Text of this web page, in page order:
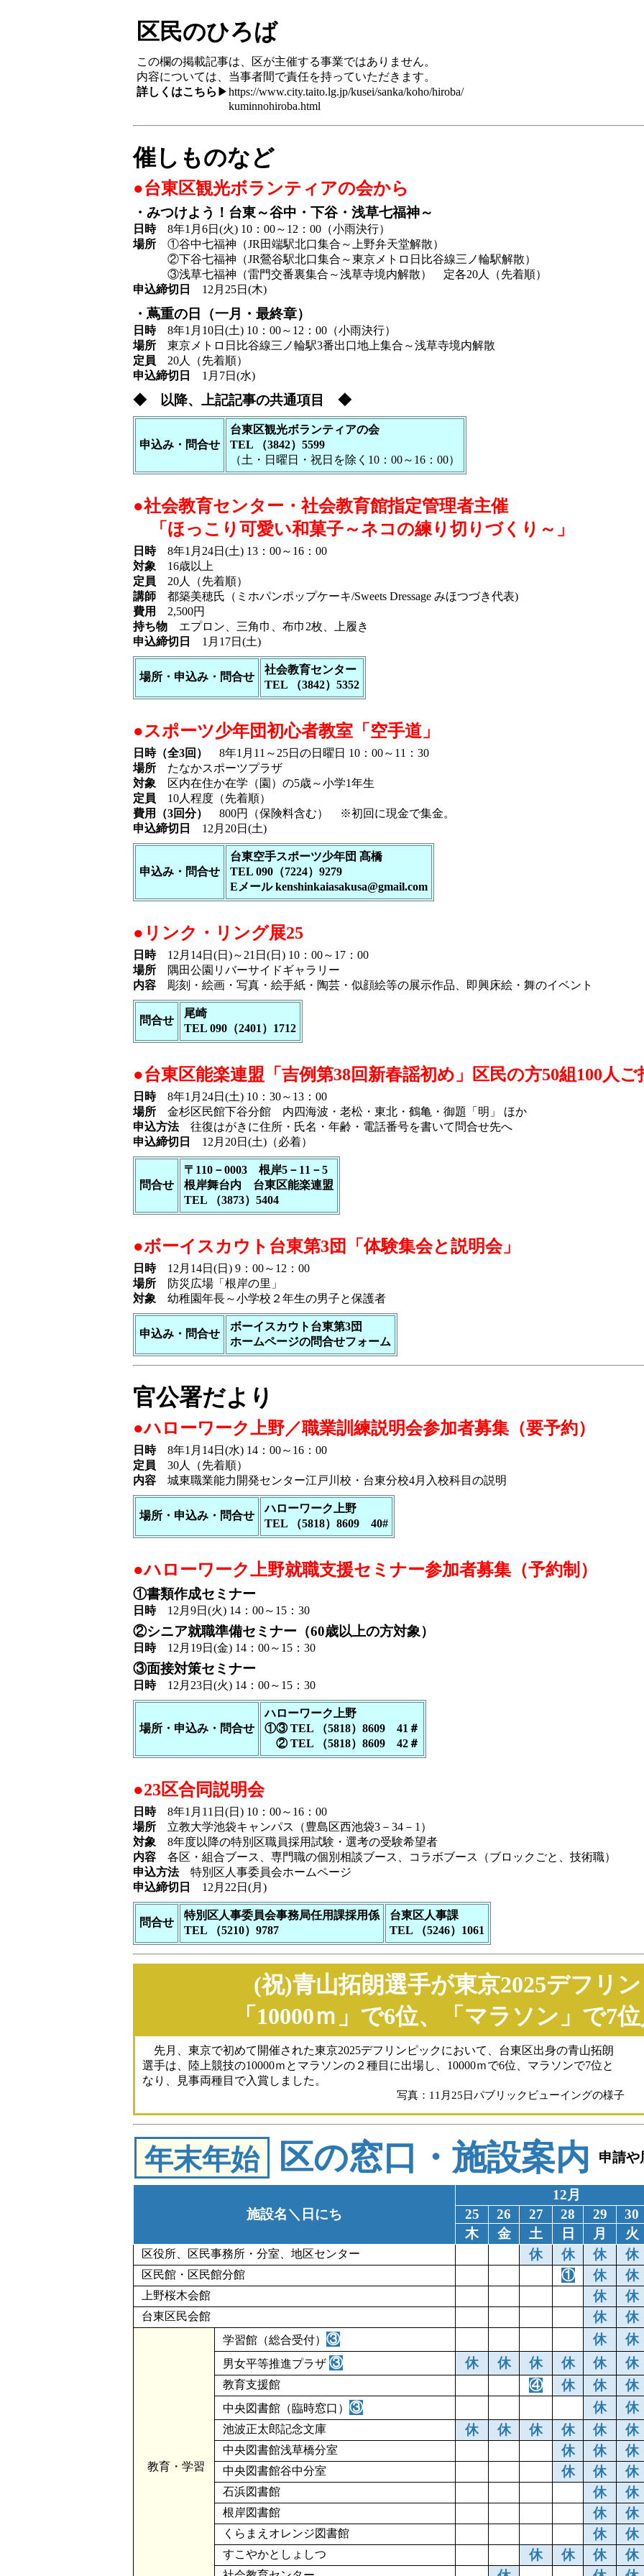
区民のひろば
この欄の掲載記事は、区が主催する事業ではありません。
内容については、当事者間で責任を持っていただきます。
詳しくはこちら ▶https://www.city.taito.lg.jp/kusei/sanka/koho/hiroba/
kuminnohiroba.html
催しものなど
●台東区観光ボランティアの会から
・みつけよう！台東～谷中・下谷・浅草七福神～
日時8年1月6日(火) 10：00～12：00（小雨決行）
場所 ①谷中七福神（JR田端駅北口集合～上野弁天堂解散）
②下谷七福神（JR鶯谷駅北口集合～東京メトロ日比谷線三ノ輪駅解散）
③浅草七福神（雷門交番裏集合～浅草寺境内解散） 定各20人（先着順）
申込締切日
12月25日(木)
・蔦重の日（一月・最終章）
日時8年1月10日(土) 10：00～12：00（小雨決行）
場所 東京メトロ日比谷線三ノ輪駅3番出口地上集合～浅草寺境内解散
定員 20人（先着順）
申込締切日
1月7日(水)
◆ 以降、上記記事の共通項目 ◆
申込み・問合せ
台東区観光ボランティアの会
TEL （3842）5599
（土・日曜日・祝日を除く10：00～16：00）
●社会教育センター・社会教育館指定管理者主催
「ほっこり可愛い和菓子～ネコの練り切りづくり～」
日時8年1月24日(土) 13：00～16：00
対象 16歳以上
定員 20人（先着順）
講師 都築美穂氏（ミホパンポップケーキ/Sweets Dressage みほつづき代表)
費用
2,500円
持ち物 エプロン、三角巾、布巾2枚、上履き
申込締切日
1月17日(土)
場所・申込み・問合せ
社会教育センター
TEL （3842）5352
●スポーツ少年団初心者教室「空手道」
日時（全3回）
8年1月11～25日の日曜日 10：00～11：30
場所 たなかスポーツプラザ
対象 区内在住か在学（園）の5歳～小学1年生
定員 10人程度（先着順）
費用（3回分）
800円（保険料含む） ※初回に現金で集金。
申込締切日
12月20日(土)
申込み・問合せ
台東空手スポーツ少年団 髙橋
TEL 090（7224）9279
Eメール kenshinkaiasakusa@gmail.com
●リンク・リング展25
日時12月14日(日)～21日(日) 10：00～17：00
場所 隅田公園リバーサイドギャラリー
内容 彫刻・絵画・写真・絵手紙・陶芸・似顔絵等の展示作品、即興床絵・舞のイベント
問合せ
尾崎
TEL 090（2401）1712
●台東区能楽連盟「吉例第38回新春謡初め」区民の方50組100人ご
日時8年1月24日(土) 10：30～13：00
場所 金杉区民館下谷分館 内四海波・老松・東北・鶴亀・御題「明」 ほか
申込方法往復はがきに住所・氏名・年齢・電話番号を書いて問合せ先へ
申込締切日
12月20日(土)（必着）
問合せ
〒110－0003 根岸5－11－5
根岸舞台内 台東区能楽連盟
TEL （3873）5404
●ボーイスカウト台東第3団「体験集会と説明会」
日時12月14日(日) 9：00～12：00
場所 防災広場「根岸の里」
対象 幼稚園年長～小学校２年生の男子と保護者
申込み・問合せ
ボーイスカウト台東第3団
ホームページの問合せフォーム
官公署だより
●ハローワーク上野／職業訓練説明会参加者募集（要予約）
日時8年1月14日(水) 14：00～16：00
定員 30人（先着順）
内容 城東職業能力開発センター江戸川校・台東分校4月入校科目の説明
場所・申込み・問合せ
ハローワーク上野
TEL （5818）8609 40#
●ハローワーク上野就職支援セミナー参加者募集（予約制）
①書類作成セミナー
日時12月9日(火) 14：00～15：30
②シニア就職準備セミナー（60歳以上の方対象）
日時12月19日(金) 14：00～15：30
③面接対策セミナー
日時12月23日(火) 14：00～15：30
場所・申込み・問合せ
ハローワーク上野
①③ TEL （5818）8609 41＃
② TEL （5818）8609 42＃
●23区合同説明会
日時8年1月11日(日) 10：00～16：00
場所 立教大学池袋キャンパス（豊島区西池袋3－34－1）
対象 8年度以降の特別区職員採用試験・選考の受験希望者
内容 各区・組合ブース、専門職の個別相談ブース、コラボブース（ブロックごと、技術職）
申込方法特別区人事委員会ホームページ
申込締切日
12月22日(月)
問合せ
特別区人事委員会事務局任用課採用係
TEL （5210）9787
台東区人事課
TEL （5246）1061
(祝)青山拓朗選手が東京2025デフリ
「10000ｍ」で6位、「マラソン」で7
先月、東京で初めて開催された東京2025デフリンピックにおいて、台東区出身の青山拓朗
選手は、陸上競技の10000ｍとマラソンの２種目に出場し、10000ｍで6位、マラソンで7位と
なり、見事両種目で入賞しました。
写真：11月25日パブリックビューイングの様子
年末年始 区の窓口・施設案内 申請や
施設名＼日にち
12月
25
26 27 28 29
30
木
金 土 日 月 火
区役所、区民事務所・分室、地区センター 休 休 休 休
区民館・区民館分館 ① 休 休
上野桜木会館 休 休
台東区民会館 休 休
教育・学習
学習館（総合受付） ③ 休 休
男女平等推進プラザ ③ 休 休 休 休 休 休
教育支援館 ④ 休 休 休
中央図書館（臨時窓口） ③ 休 休
池波正太郎記念文庫 休 休 休 休 休 休
中央図書館浅草橋分室 休 休 休
中央図書館谷中分室 休 休 休
石浜図書館 休 休
根岸図書館 休 休
くらまえオレンジ図書館 休 休
すこやかとしょしつ 休 休 休 休